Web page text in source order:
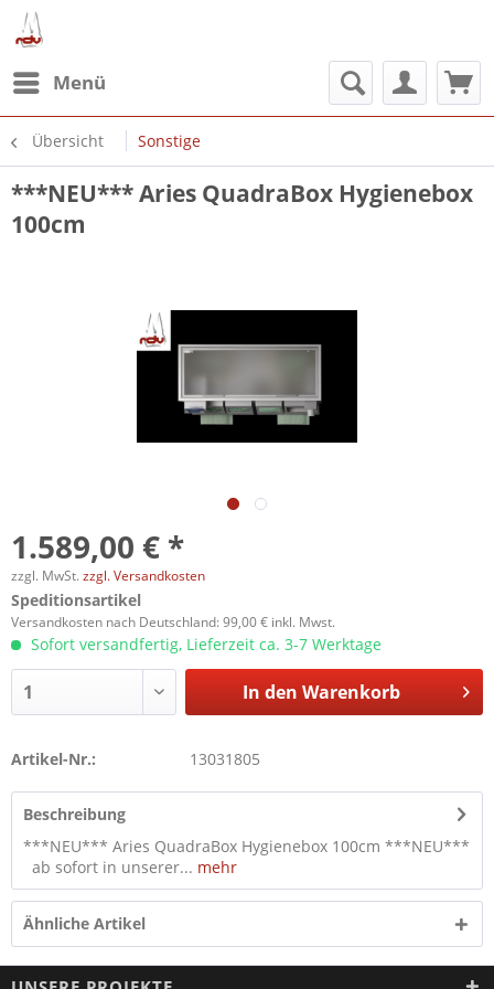
Menü
Übersicht Sonstige
***NEU*** Aries QuadraBox Hygienebox
100cm
1.589,00 € *
zzgl. MwSt. zzgl. Versandkosten
Speditionsartikel
Versandkosten nach Deutschland: 99,00 € inkl. Mwst.
Sofort versandfertig, Lieferzeit ca. 3-7 Werktage
In den Warenkorb
Artikel-Nr.: 13031805
Beschreibung
***NEU*** Aries QuadraBox Hygienebox 100cm ***NEU***
ab sofort in unserer... mehr
Ähnliche Artikel